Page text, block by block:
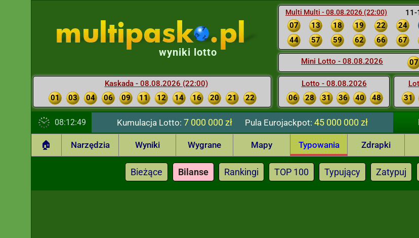
11-
Multi Multi - 08.08.2026 (22:00)
07 13 18 19 22 24
44
57 59 62 66 67
Mini Lotto - 08.08.2026 07
Lotto - 08.08.2026
06
28 31 36 40 48
31
wyniki lotto
Kaskada - 08.08.2026 (22:00)
01
03 04 06 09 11 12 14 16 20 21 22
08:12:50 Kumulacja Lotto: 7 000 000 zł PulaEurojackpot: 45 000 000 zł
🏠 Narzędzia Wyniki Wygrane Mapy Typowania Zdrapki
Bieżące Bilanse Rankingi TOP 100 Typujący Zatypuj